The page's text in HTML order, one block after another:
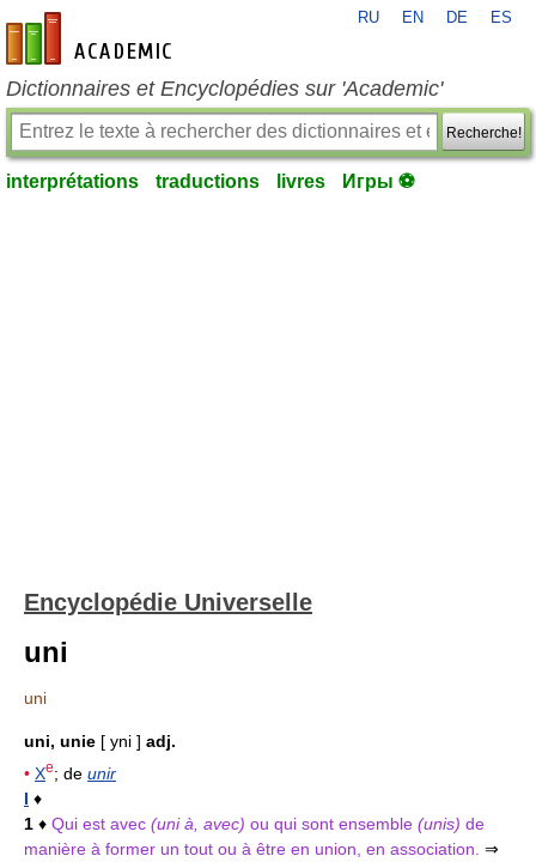
fr-academic.com
RU EN DE ES
Dictionnaires et Encyclopédies sur 'Academic'
Recherche!
interprétations traductions livres Игры ⚽
Encyclopédie Universelle
uni
uni
uni, unie [ yni ] adj.
• Xe; de unir
I ♦
1 ♦ Qui est avec (uni à, avec) ou qui sont ensemble (unis) de
manière à former un tout ou à être en union, en association. ⇒